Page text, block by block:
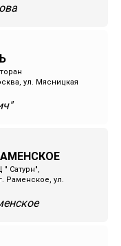
ул. Мясницкая
Сатурн",
Раменское, ул.